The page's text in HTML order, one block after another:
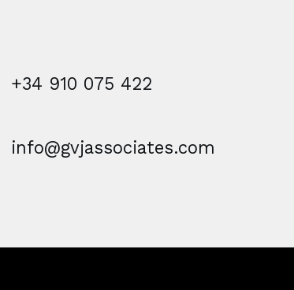
+34 910 075 422
info@gvjassociates.com